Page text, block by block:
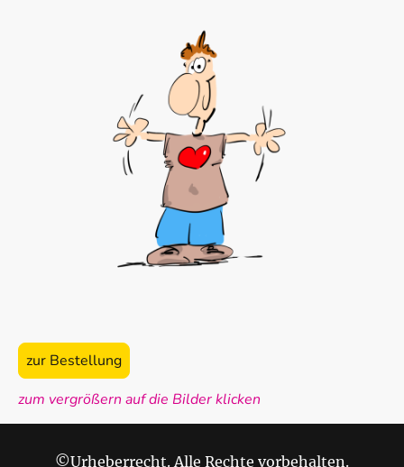
zur Bestellung
zum vergrößern auf die Bilder klicken
©Urheberrecht. Alle Rechte vorbehalten.